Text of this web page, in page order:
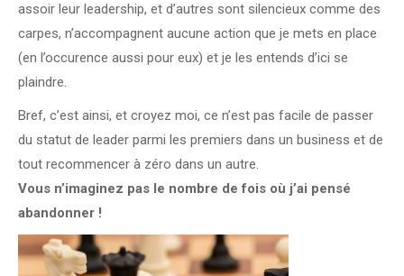
assoir leur leadership, et d’autres sont silencieux comme des
carpes, n’accompagnent aucune action que je mets en place
(en l’occurence aussi pour eux) et je les entends d’ici se
plaindre.
Bref, c’est ainsi, et croyez moi, ce n’est pas facile de passer
du statut de leader parmi les premiers dans un business et de
tout recommencer à zéro dans un autre.
Vous n’imaginez pas le nombre de fois où j’ai pensé
abandonner !